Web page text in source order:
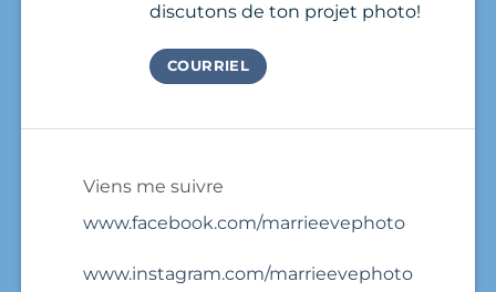
discutons de ton projet photo!
COURRIEL
Viens me suivre
www.facebook.com/marrieevephoto
www.instagram.com/marrieevephoto